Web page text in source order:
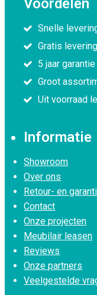
Voordelen
Snelle
Gratis
5 jaar garantie
Groot
Uit voorraad
Informatie
Showroom
Over ons
Retour- en
Contact
Onze projecten
Meubilair leasen
Reviews
Onze partners
Veelgestelde